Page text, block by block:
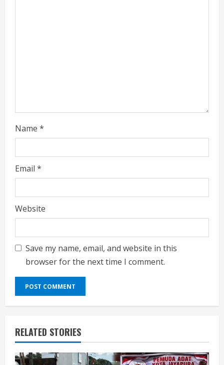
Name *
Email *
Website
Save my name, email, and website in this
browser for the next time I comment.
RELATED STORIES